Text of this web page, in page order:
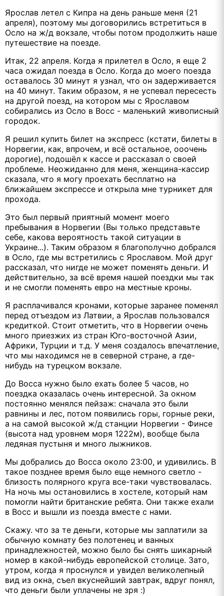
Ярослав летел с Кипра на день раньше меня (21
апреля), поэтому мы договорились встретиться в
Осло на ж/д вокзале, чтобы потом продолжить наше
путешествие на поезде.
Итак, 22 апреля. Когда я прилетел в Осло, я еще 2
часа ожидал поезда в Осло. Когда до моего поезда
оставалось 30 минут я узнал, что он задерживается
на 40 минут. Таким образом, я не успевал пересесть
на другой поезд, на котором мы с Ярославом
собирались из Осло в Восс - маленький живописный
городок.
Я решил купить билет на экспресс (кстати, билеты в
Норвегии, как, впрочем, и всё остальное, ооочень
дорогие), подошёл к кассе и рассказал о своей
проблеме. Неожиданно для меня, женщина-кассир
сказала, что я могу проехать бесплатно на
ближайшем экспрессе и открыла мне турникет для
прохода.
Это был первый приятный момент моего
пребывания в Норвегии (Вы только представьте
себе, какова вероятность такой ситуации в
Украине...). Таким образом я благополучно добрался
в Осло, где мы встретились с Ярославом. Мой друг
рассказал, что нигде не может поменять деньги. И
действительно, за всё время нашей поездки мы так
и не смогли поменять евро на местные кроны.
Я расплачивался кронами, которые заранее поменял
перед отъездом из Латвии, а Ярослав пользовался
кредиткой. Стоит отметить, что в Норвегии очень
много приезжих из стран Юго-восточной Азии,
Африки, Турции и т.д. У меня создалось впечатление,
что мы находимся не в северной стране, а где-
нибудь на турецком вокзале.
До Восса нужно было ехать более 5 часов, но
поездка оказалась очень интересной. За окном
постоянно менялся пейзаж: сначала это были
равнины и лес, потом появились горы, горные реки,
а на самой высокой ж/д станции Норвегии - Финсе
(высота над уровнем моря 1222м), вообще была
ледяная пустыня и много лыжников.
Мы добрались до Восса около 23:00, и удивились. В
такое позднее время было еще немного светло -
близость полярного круга все-таки чувствовалась.
На ночь мы остановились в хостеле, который нам
помогли найти британские ребята. Они также ехали
в Восс и вышли из поезда вместе с нами.
Скажу. что за те деньги, которые мы заплатили за
обычную комнату без полотенец и ванных
принадлежностей, можно было бы снять шикарный
номер в какой-нибудь европейской столице. Зато,
утром, когда я проснулся и увидел великолепный
вид из окна, съел вкуснейший завтрак, вдруг понял,
что деньги были уплачены не зря :)